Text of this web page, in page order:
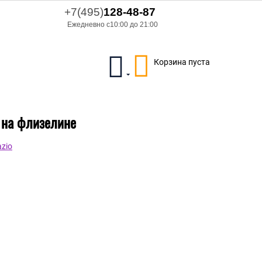
+7(495)128-48-87
Ежедневно с10:00 до 21:00
Корзина пуста
флизелине